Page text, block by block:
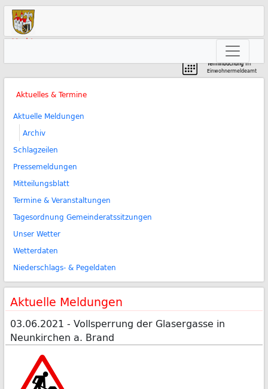
Markt
Terminbuchungim
Einwohnermeldeamt
Aktuelles & Termine
Aktuelle Meldungen
Archiv
Schlagzeilen
Pressemeldungen
Mitteilungsblatt
Termine & Veranstaltungen
Tagesordnung Gemeinderatssitzungen
Unser Wetter
Wetterdaten
Niederschlags- & Pegeldaten
Aktuelle Meldungen
03.06.2021 - Vollsperrung der Glasergasse in
Neunkirchen a. Brand